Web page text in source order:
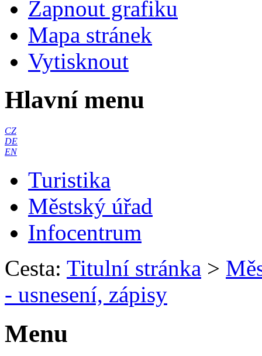
Zapnout grafiku
Mapa stránek
Vytisknout
Hlavní menu
CZ
DE
EN
Turistika
Městský úřad
Infocentrum
Cesta: Titulní stránka >
- usnesení, zápisy
Menu